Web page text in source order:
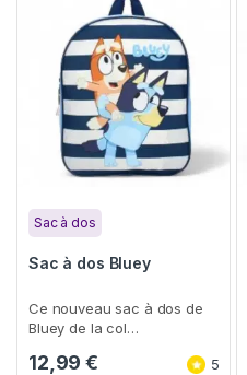
Sac à dos
Sac à dos Bluey
Ce nouveau sac à dos de
Bluey de la col…
12,99€ 5